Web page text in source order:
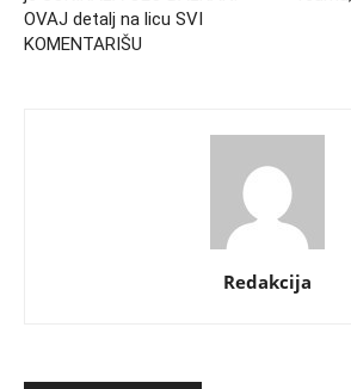
OVAJ detalj na licu SVI
KOMENTARIŠU
Redakcija